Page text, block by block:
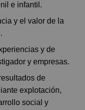
e infantil.
y el valor de la
y de
y empresas.
de
explotación,
social y